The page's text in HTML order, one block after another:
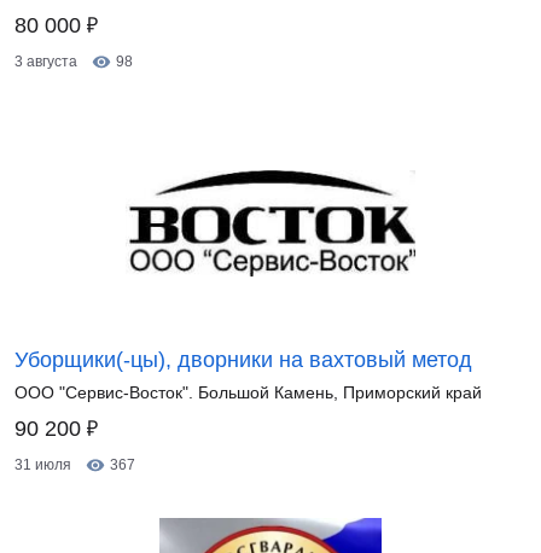
80 000 ₽
3 августа 98
Уборщики(-цы), дворники на вахтовый метод
ООО "Сервис-Восток". Большой Камень, Приморский край
90 200 ₽
31 июля 367